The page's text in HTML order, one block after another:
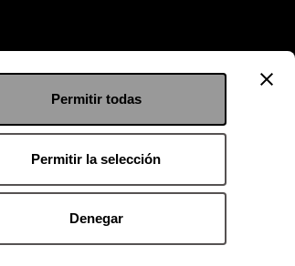
Permitir todas
Permitir la selección
Denegar